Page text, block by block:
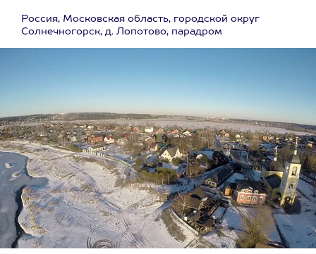
Россия, Московская область, городской округ
Солнечногорск, д. Лопотово, парадром